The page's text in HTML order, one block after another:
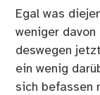
Egal was
weniger
deswegen
ein wenig
sich befassen